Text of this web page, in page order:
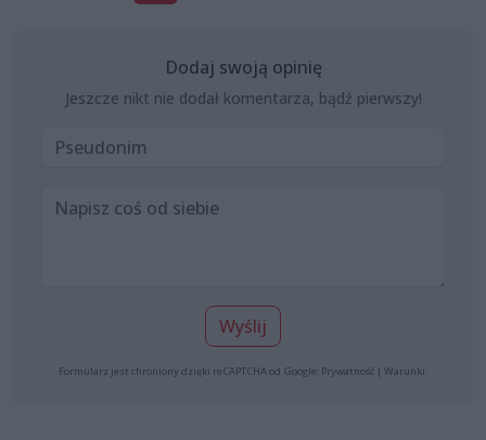
Dodaj swoją opinię
Jeszcze nikt nie dodał komentarza, bądź pierwszy!
Wyślij
Formularz jest chroniony dzięki reCAPTCHA od Google: Prywatność | Warunki